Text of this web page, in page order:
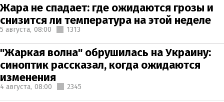
Жара не спадает: где ожидаются грозы и
снизится ли температура на этой неделе
5 августа, 08:00 1313
"Жаркая волна" обрушилась на Украину:
синоптик рассказал, когда ожидаются
изменения
4 августа, 08:00 2345